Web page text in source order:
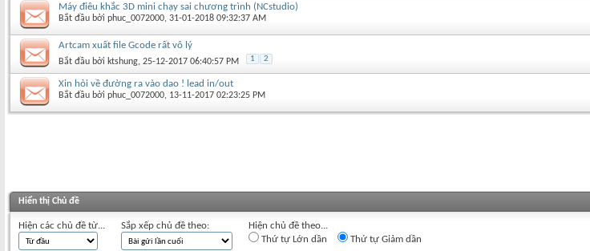
Máy điêu khắc 3D mini chạy sai chương trình (NCstudio)
Bắt đầu bởi phuc_0072000‎, 31-01-2018 09:32:37 AM
Artcam xuất file Gcode rất vô lý
Bắt đầu bởi ktshung‎, 25-12-2017 06:40:57 PM 1 2
Xin hỏi về đường ra vào dao ! lead in/out
Bắt đầu bởi phuc_0072000‎, 13-11-2017 02:23:25 PM
Hiển thị Chủ đề
Hiện các chủ đề từ... Sắp xếp chủ đề theo:
Hiện chủ đề theo...
Thứ tự Lớn dần
Thứ tự Giảm dần